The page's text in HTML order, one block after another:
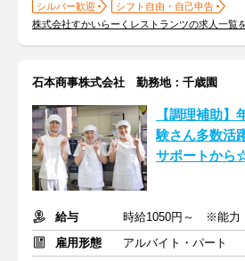
シルバー歓迎
シフト自由・自己申告
株式会社すかいらーくレストランツの求人一覧
石本商事株式会社 勤務地：千歳園
【調理補助】
験さん多数活
サポートから
給与
時給1050円～ ※能力
雇用形態
アルバイト・パート